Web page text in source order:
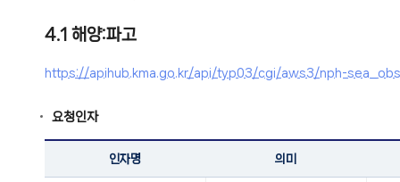
4.1 해양:파고
https://apihub.kma.go.kr/api/typ03/cgi/aws3/nph-
요청인자
인자명 의미